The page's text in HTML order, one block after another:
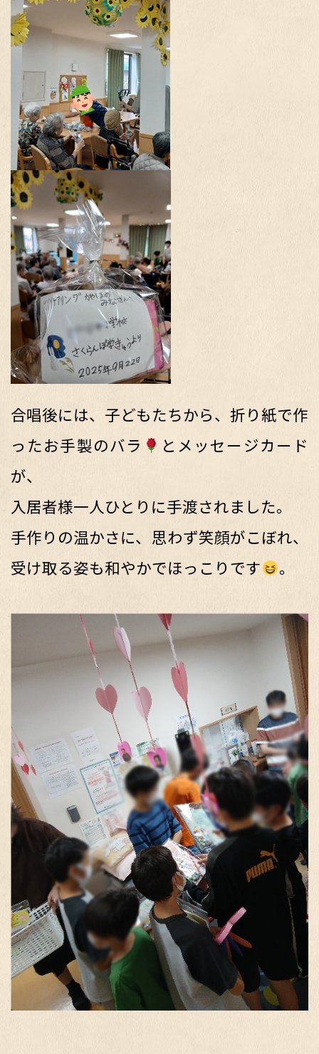
合唱後には、子どもたちから、折り紙で作
ったお手製のバラ
とメッセージカード
が、
入居者様一人ひとりに手渡されました。
手作りの温かさに、思わず笑顔がこぼれ、
受け取る姿も和やかでほっこりです
。